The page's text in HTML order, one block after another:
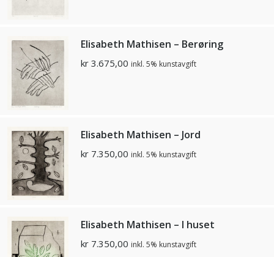
Elisabeth Mathisen – Berøring
kr 3.675,00 inkl. 5% kunstavgift
Elisabeth Mathisen – Jord
kr 7.350,00 inkl. 5% kunstavgift
Elisabeth Mathisen – I huset
kr 7.350,00 inkl. 5% kunstavgift